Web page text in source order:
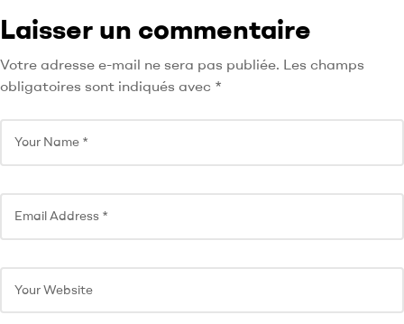
Laisser un commentaire
Votre adresse e-mail ne sera pas publiée. Les champs
obligatoires sont indiqués avec *